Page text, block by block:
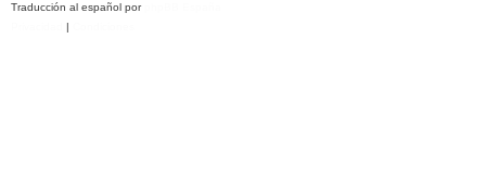
Traducción al español por